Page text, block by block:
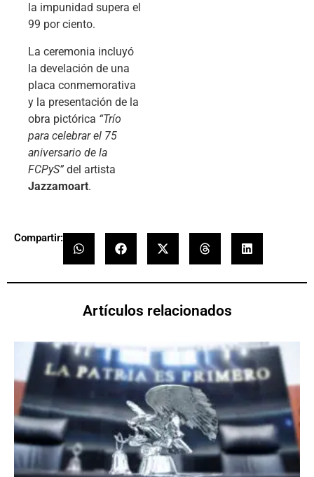
la impunidad supera el
99 por ciento.
La ceremonia incluyó
la develación de una
placa conmemorativa
y la presentación de la
obra pictórica “Trío
para celebrar el 75
aniversario de la
FCPyS” del artista
Jazzamoart.
Compartir:
Artículos relacionados